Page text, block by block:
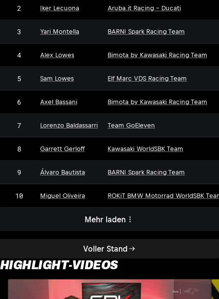
Voller Stand
2 Iker Lecuona Aruba.it Racing - Ducati
3 Yari Montella BARNI Spark Racing Team
4 Alex Lowes Bimota by Kawasaki Racing Team
5 Sam Lowes Elf Marc VDS Racing Team
6 Axel Bassani Bimota by Kawasaki Racing Team
7 Lorenzo Baldassarri Team GoEleven
8 Garrett Gerloff Kawasaki WorldSBK Team
9 Álvaro Bautista BARNI Spark Racing Team
10 Miguel Oliveira ROKiT BMW Motorrad WorldSBK
Mehr laden
HIGHLIGHT-VIDEOS